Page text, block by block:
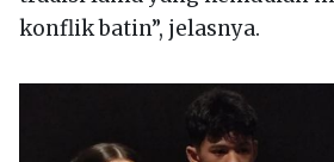
konflik batin”, jelasnya.